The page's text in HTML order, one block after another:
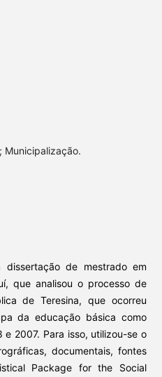
Municipalização.
de mestrado em
que analisou o processo de
de Teresina, que ocorreu
da educação básica como
2007. Para isso, utilizou-se o
documentais, fontes
Package for the Social